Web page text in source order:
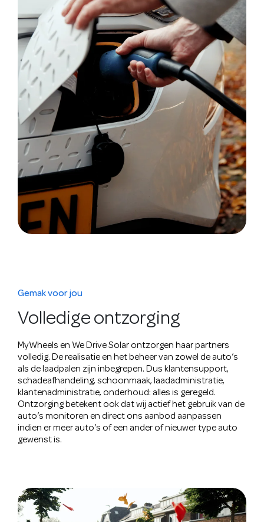
Gemak voor jou
Volledige ontzorging
MyWheels en We Drive Solar ontzorgen haar partners
volledig. De realisatie en het beheer van zowel de auto’s
als de laadpalen zijn inbegrepen. Dus klantensupport,
schadeafhandeling, schoonmaak, laadadministratie,
klantenadministratie, onderhoud: alles is geregeld.
Ontzorging betekent ook dat wij actief het gebruik van de
auto’s monitoren en direct ons aanbod aanpassen
indien er meer auto’s of een ander of nieuwer type auto
gewenst is.